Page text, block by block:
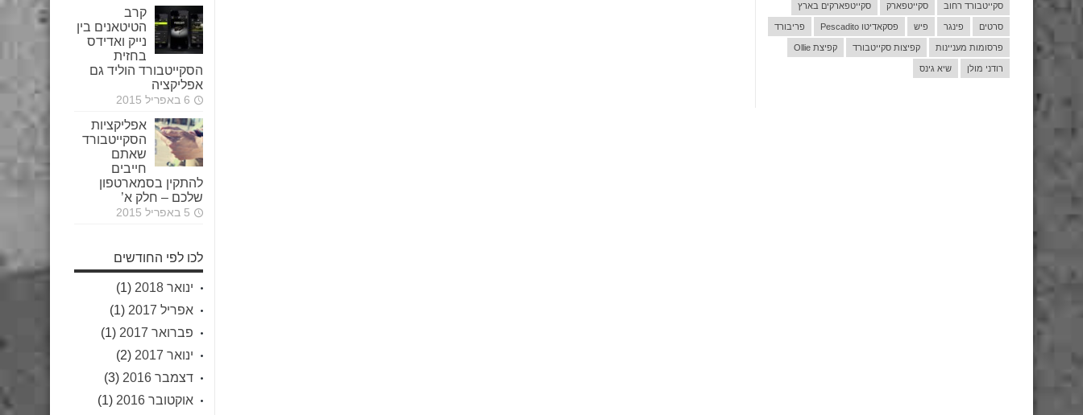
קרב
הטיטאנים בין
נייק ואדידס
בחזית
הסקייטבורד הוליד גם
אפליקציה
6 באפריל 2015
אפליקציות
הסקייטבורד
שאתם
חייבים
להתקין בסמארטפון
שלכם – חלק א’
5 באפריל 2015
לכו לפי החודשים
ינואר 2018
(1)
אפריל 2017
(1)
פברואר 2017
(1)
ינואר 2017
(2)
דצמבר 2016
(3)
אוקטובר 2016
(1)
סקייטבורד רחוב סקייטפארק סקייטפארקים בארץ
סרטים פינגר פיש פסקאדיטו Pescadito פריבורד
פרסומות מעניינות קפיצות סקייטבורד קפיצת Ollie
רודני מולן שיא גינס